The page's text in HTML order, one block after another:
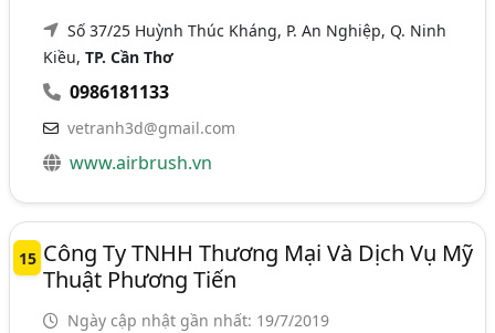
Số 37/25 Huỳnh Thúc Kháng, P. An Nghiệp, Q. Ninh
Kiều,TP. Cần Thơ
0986181133
vetranh3d@gmail.com
www.airbrush.vn
15 Công Ty TNHH Thương Mại Và Dịch Vụ Mỹ
Thuật Phương Tiến
Ngày cập nhật gần nhất: 19/7/2019